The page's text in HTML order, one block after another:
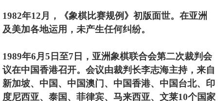
1982年12月，《象棋比赛规例》初版面世。在亚洲
及美加各地运用，未产生任何纠纷。
1989年6月5日至7日，亚洲象棋联合会第二次裁判会
议在中国香港召开。会议由裁判长李志海主持，来自
新加坡、中国、中国澳门、中国香港、中国台北、印
度尼西亚、泰国、菲律宾、马来西亚、文莱10个国家